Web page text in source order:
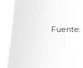
Fuente: